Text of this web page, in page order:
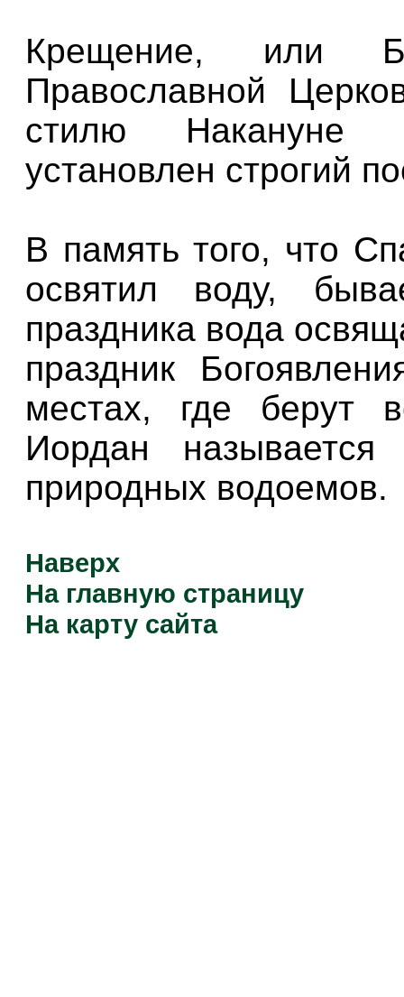
Крещение, или
Православной
стилю Накануне
установлен строгий
В память того, что
освятил воду,
праздника вода
праздник
местах, где берут
Иордан
природных водоемов.
Наверх
На главную страницу
На карту сайта